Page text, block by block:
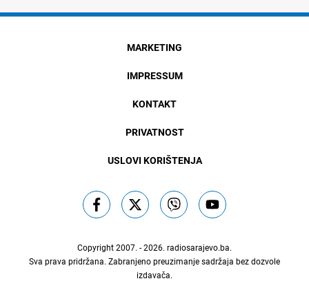
MARKETING
IMPRESSUM
KONTAKT
PRIVATNOST
USLOVI KORIŠTENJA
Copyright 2007. - 2026. radiosarajevo.ba.
Sva prava pridržana. Zabranjeno preuzimanje sadržaja bez dozvole
izdavača.